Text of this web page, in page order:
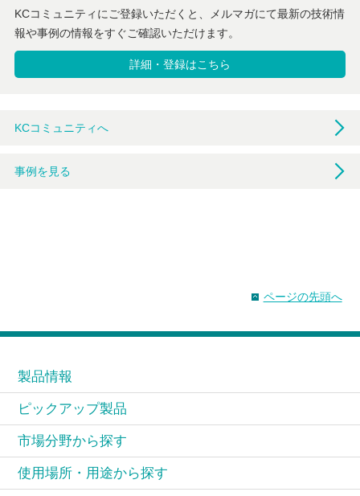
KCコミュニティにご登録いただくと、メルマガにて最新の技術情
報や事例の情報をすぐご確認いただけます。
詳細・登録はこちら
KCコミュニティへ
事例を見る
ページの先頭へ
製品情報
ピックアップ製品
市場分野から探す
使用場所・用途から探す